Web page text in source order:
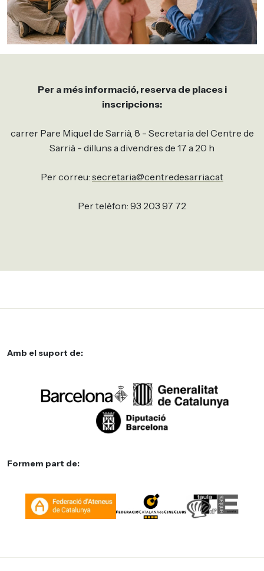
Per a més informació, reserva de places i
inscripcions:
carrer Pare Miquel de Sarrià, 8 - Secretaria del Centre de
Sarrià - dilluns a divendres de 17 a 20 h
Per correu: secretaria@centredesarria.cat
Per telèfon: 93 203 97 72
Amb el suport de:
Formem part de: